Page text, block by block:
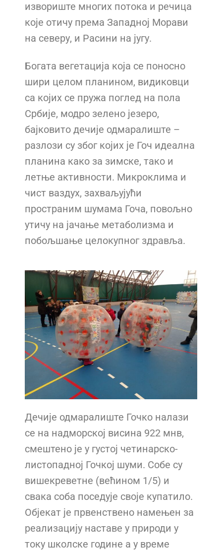
извориште многих потока и речица
које отичу према Западној Морави
на северу, и Расини на југу.
Богата вегетација која се поносно
шири целом планином, видиковци
са којих се пружа поглед на пола
Србије, модро зелено језеро,
бајковито дечије одмаралиште –
разлози су због којих је Гоч идеална
планина како за зимске, тако и
летње активности. Микроклима и
чист ваздух, захваљујући
пространим шумама Гоча, повољно
утичу на јачање метаболизма и
побољшање целокупног здравља.
Дечије одмаралиште Гочко налази
се на надморској висина 922 мнв,
смештено је у густој четинарско-
листопадној Гочкој шуми. Собе су
вишекреветне (већином 1/5) и
свака соба поседује своје купатило.
Објекат је првенствено намењен за
реализацију наставе у природи у
току школске године а у време